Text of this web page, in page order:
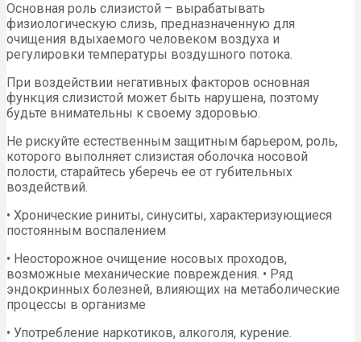
Основная роль слизистой – вырабатывать
физиологическую слизь, предназначенную для
очищения вдыхаемого человеком воздуха и
регулировки температуры воздушного потока.
При воздействии негативных факторов основная
функция слизистой может быть нарушена, поэтому
будьте внимательны к своему здоровью.
Не рискуйте естественным защитным барьером, роль,
которого выполняет слизистая оболочка носовой
полости, старайтесь уберечь ее от губительных
воздействий.
• Хронические риниты, синуситы, характеризующиеся
постоянным воспалением
• Неосторожное очищение носовых проходов,
возможные механические повреждения. • Ряд
эндокринных болезней, влияющих на метаболические
процессы в организме
• Употребление наркотиков, алкоголя, курение.